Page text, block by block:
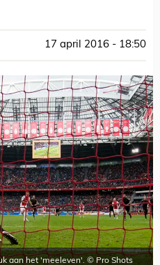
17 april 2016 - 18:50
aan het 'meeleven'. © Pro Shots